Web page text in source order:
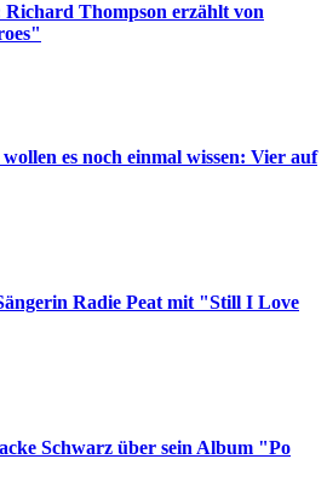
Thompson erzählt von
es noch einmal wissen: Vier auf
Radie Peat mit "Still I Love
Schwarz über sein Album "Po